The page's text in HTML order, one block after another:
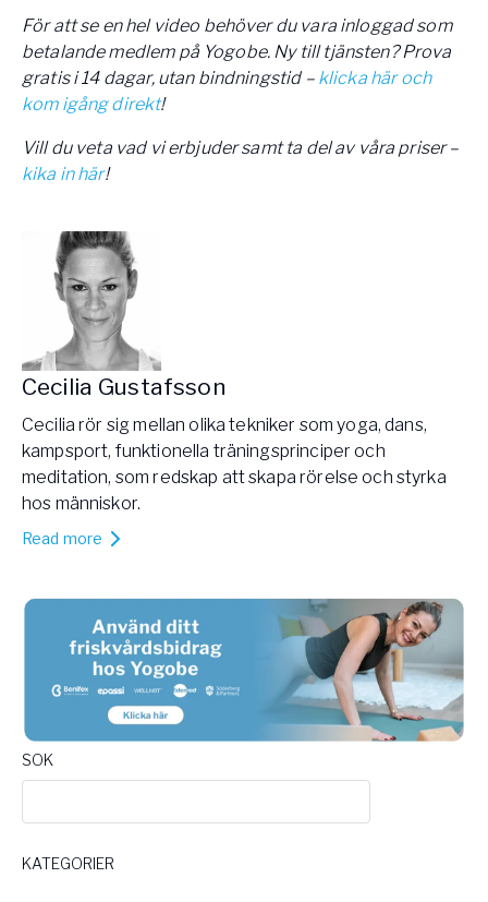
För att se en hel video behöver du vara inloggad som
betalande medlem på Yogobe. Ny till tjänsten? Prova
gratis i 14 dagar, utan bindningstid – klicka här och
kom igång direkt!
Vill du veta vad vi erbjuder samt ta del av våra priser –
kika in här!
Cecilia Gustafsson
Cecilia rör sig mellan olika tekniker som yoga, dans,
kampsport, funktionella träningsprinciper och
meditation, som redskap att skapa rörelse och styrka
hos människor.
Read more
SOK
KATEGORIER